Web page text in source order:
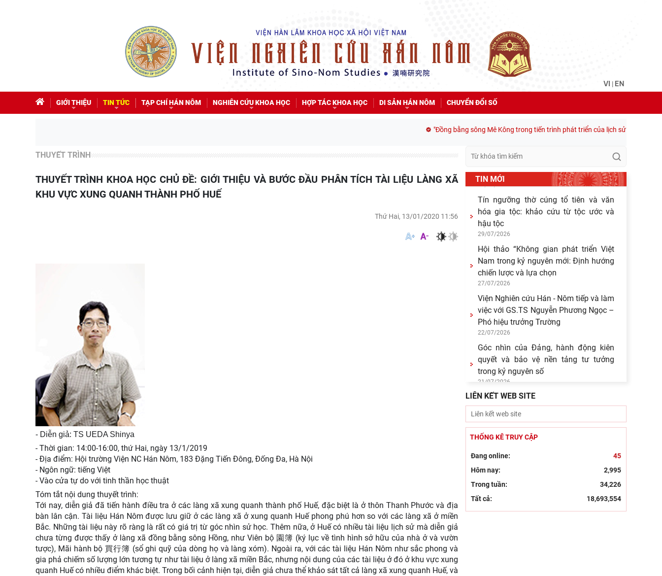
VI | EN
GIỚI THIỆU TIN TỨC TẠP CHÍ HÁN NÔM NGHIÊN CỨU KHOA HỌC HỢP TÁC KHOA HỌC DI SẢN HÁN NÔM CHUYỂN ĐỔI SỐ
"Đồng bằng sông Mê Kông trong tiến trình phát triển của lịch sử cận đại Việt
THUYẾT TRÌNH
THUYẾT TRÌNH KHOA HỌC CHỦ ĐỀ: GIỚI THIỆU VÀ BƯỚC ĐẦU PHÂN TÍCH TÀI LIỆU LÀNG XÃ
KHU VỰC XUNG QUANH THÀNH PHỐ HUẾ
Thứ Hai, 13/01/2020 11:56
- Diễn giả: TS UEDA Shinya
- Thời gian: 14:00-16:00, thứ Hai, ngày 13/1/2019
- Địa điểm: Hội trường Viện NC Hán Nôm, 183 Đặng Tiến Đông, Đống Đa, Hà Nội
- Ngôn ngữ: tiếng Việt
- Vào cửa tự do với tinh thần học thuật
Tóm tắt nội dung thuyết trình:
Tới nay, diễn giả đã tiến hành điều tra ở các làng xã xung quanh thành phố Huế, đặc biệt là ở thôn Thanh Phước và địa
bàn lân cận. Tài liệu Hán Nôm được lưu giữ ở các làng xã ở xung quanh Huế phong phú hơn so với các làng xã ở miền
Bắc. Những tài liệu này rõ ràng là rất có giá trị từ góc nhìn sử học. Thêm nữa, ở Huế có nhiều tài liệu lịch sử mà diễn giả
chưa từng được thấy ở làng xã đồng bằng sông Hồng, như Viên bộ 園簿 (ký lục về tình hình sở hữu của nhà ở và vườn
tược), Mãi hành bộ 買行簿 (sổ ghi quỹ của dòng họ và làng xóm). Ngoài ra, với các tài liệu Hán Nôm như sắc phong và
gia phả chiếm số lượng lớn tương tự như tài liệu ở làng xã miền Bắc, nhưng nội dung của các tài liệu ở đó ở khu vực xung
quanh Huế có nhiều điểm khác biệt. Trong bối cảnh hiện tại, diễn giả chưa thể khảo sát tất cả làng xã xung quanh Huế, và
TIN MỚI
04/08/2026
Lớp bồi dưỡng Hán Nôm cơ bản cho
viên chức Viện Hàn lâm Khoa học xã
hội Việt Nam hoàn thành chương
Giá trị truyền thống trong xây dựng và
hoàn thiện hệ thống thực thi quyền
hành pháp ở Việt Nam hiện
30/07/2026
Giá trị truyền thống trong xây dựng và
hoàn thiện hệ thống thực thi quyền
hành pháp ở Việt Nam hiện
29/07/2026
Tín ngưỡng thờ cúng tổ tiên và văn
hóa gia tộc: khảo cứu từ tộc ước và
hậu tộc
29/07/2026
Hội thảo “Không gian phát triển Việt
Nam trong kỷ nguyên mới: Định hướng
chiến lược và lựa chọn
27/07/2026
Viện Nghiên cứu Hán - Nôm tiếp và làm
việc với GS.TS Nguyễn Phương Ngọc –
Phó hiệu trưởng Trường
22/07/2026
Góc nhìn của Đảng, hành động kiên
quyết và bảo vệ nền tảng tư tưởng
trong kỷ nguyên số
21/07/2026
Bút tích đình nguyên Phan Đình Phùng
- lãnh tụ phong trào Cần Vương chống
Pháp
15/07/2026
LIÊN KẾT WEB SITE
THỐNG KÊ TRUY CẬP
Đang online:
45
Hôm nay:
2,995
Trong tuần:
34,226
Tất cả:
18,693,554